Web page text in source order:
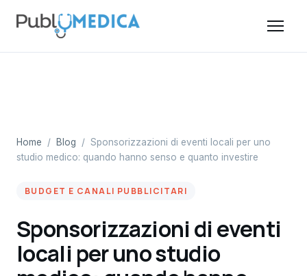
Home / Blog / Sponsorizzazioni di eventi locali per uno
studio medico: quando hanno senso e quanto investire
BUDGET E CANALI PUBBLICITARI
Sponsorizzazioni di eventi
locali per uno studio